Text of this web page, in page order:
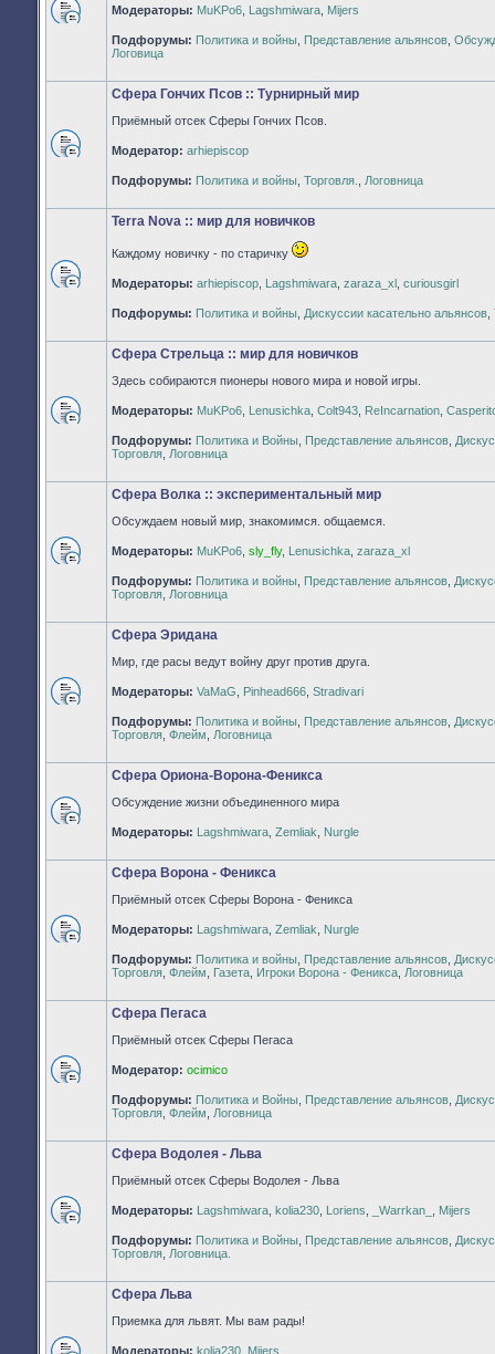
непрочитанных
сообщений
Модераторы: MuKPo6 Lagshmiwara Mijers
Подфорумы: Политика и войны Представление альянсов
Логовица
непрочитанных
сообщений
Сфера Гончих Псов :: Турнирный мир
Приёмный отсек Сферы Гончих Псов.
Модератор: arhiepiscop
Подфорумы: Политика и войны Торговля. Логовница
сообщений
Terra Nova :: мир для новичков
Каждому новичку - по старичку
Модераторы: arhiepiscop Lagshmiwara zaraza_xl curiousgirl
Подфорумы: Политика и войны Дискуссии касательно альянсов
непрочитанных
сообщений
Сфера Стрельца :: мир для новичков
Здесь собираются пионеры нового мира и новой игры.
Модераторы: MuKPo6 Lenusichka Colt943 ReIncarnation
Подфорумы: Политика и Войны Представление альянсов
Торговля Логовница
непрочитанных
сообщений
Сфера Волка :: экспериментальный мир
Обсуждаем новый мир, знакомимся. общаемся.
Модераторы: MuKPo6 sly_fly, Lenusichka zaraza_xl
Подфорумы: Политика и войны Представление альянсов
Торговля Логовница
непрочитанных
сообщений
Сфера Эридана
Мир, где расы ведут войну друг против друга.
Модераторы: VaMaG Pinhead666 Stradivari
Подфорумы: Политика и войны Представление альянсов
Торговля Флейм Логовница
Нет
непрочитанных
Сфера Ориона-Ворона-Феникса
Обсуждение жизни объединенного мира
Модераторы: Lagshmiwara Zemliak Nurgle
непрочитанных
сообщений
Сфера Ворона - Феникса
Приёмный отсек Сферы Ворона - Феникса
Модераторы: Lagshmiwara Zemliak Nurgle
Подфорумы: Политика и войны Представление альянсов
Торговля Флейм Газета Игроки Ворона - Феникса Логовница
непрочитанных
сообщений
Сфера Пегаса
Приёмный отсек Сферы Пегаса
Модератор: ocimico
Подфорумы: Политика и Войны Представление альянсов
Торговля Флейм Логовница
непрочитанных
сообщений
Сфера Водолея - Льва
Приёмный отсек Сферы Водолея - Льва
Модераторы: Lagshmiwara kolia230 Loriens _Warrkan_ Mijers
Подфорумы: Политика и Войны Представление альянсов
Торговля Логовница.
Сфера Льва
Приемка для львят. Мы вам рады!
Модераторы: kolia230 Mijers